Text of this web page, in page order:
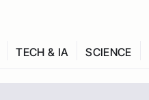
TECH & IA SCIENCE